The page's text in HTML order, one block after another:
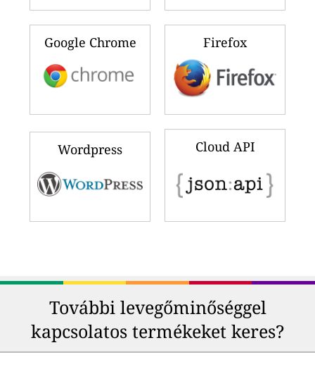
Google Chrome Firefox
Wordpress Cloud API
További levegőminőséggel
kapcsolatos termékeket keres?